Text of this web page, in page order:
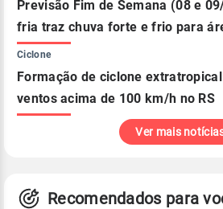
Previsão Fim de Semana (08 e
fria traz chuva forte e frio para
Ciclone
Formação de ciclone
ventos acima de 100 km/h no RS
Ver mais
Recomendados para